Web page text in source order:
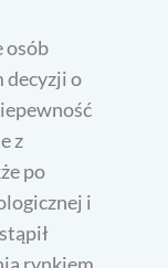
osób
decyzji o
z
po
i